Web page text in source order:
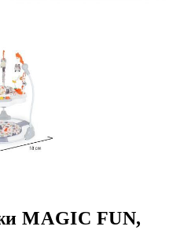
MAGIC FUN,